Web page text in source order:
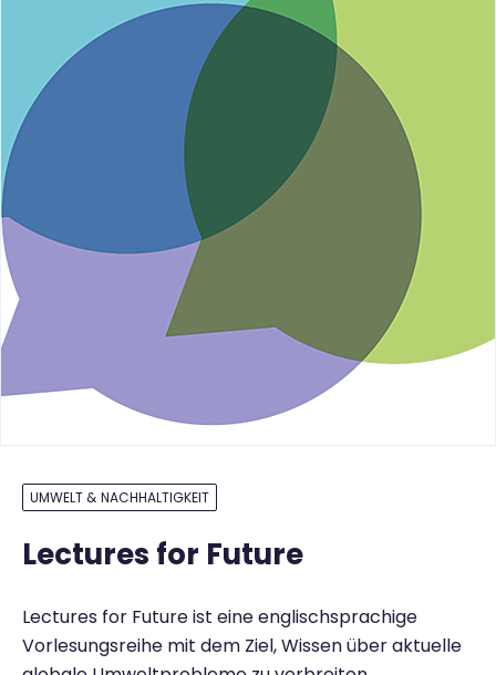
UMWELT & NACHHALTIGKEIT
Lectures for Future
Lectures for Future ist eine englischsprachige
Vorlesungsreihe mit dem Ziel, Wissen über aktuelle